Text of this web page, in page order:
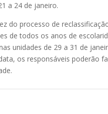
a 24 de janeiro.
do processo de
de todos os anos de
unidades de 29 a 31 de
os responsáveis poderão